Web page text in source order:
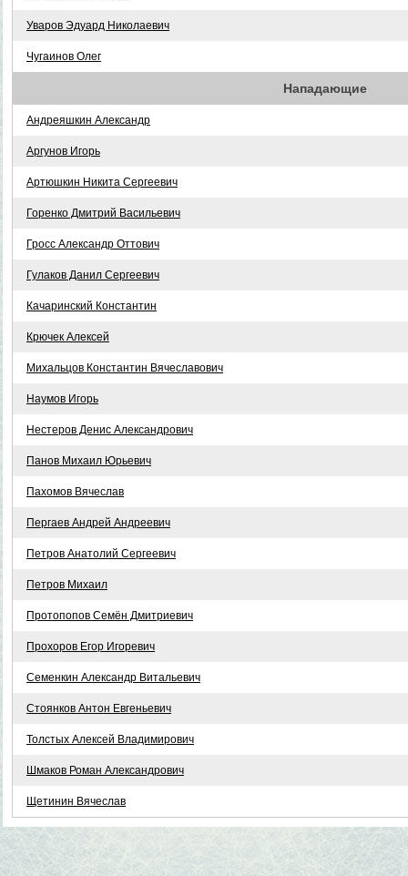
Уваров Эдуард Николаевич
Чугаинов Олег
Нападающие
Андреяшкин Александр
Аргунов Игорь
Артюшкин Никита Сергеевич
Горенко Дмитрий Васильевич
Гросс Александр Оттович
Гулаков Данил Сергеевич
Качаринский Константин
Крючек Алексей
Михальцов Константин Вячеславович
Наумов Игорь
Нестеров Денис Александрович
Панов Михаил Юрьевич
Пахомов Вячеслав
Пергаев Андрей Андреевич
Петров Анатолий Сергеевич
Петров Михаил
Протопопов Семён Дмитриевич
Прохоров Егор Игоревич
Семенкин Александр Витальевич
Стоянков Антон Евгеньевич
Толстых Алексей Владимирович
Шмаков Роман Александрович
Щетинин Вячеслав